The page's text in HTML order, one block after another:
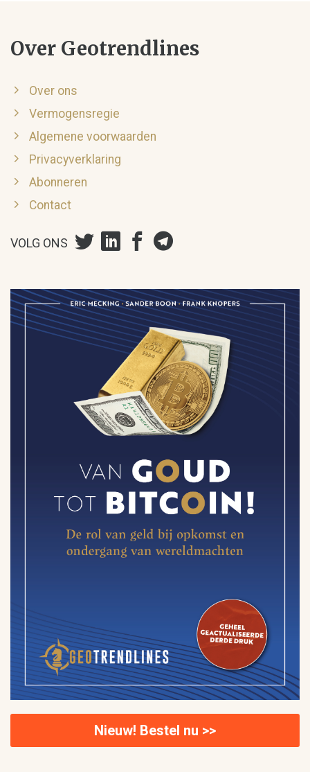
Over Geotrendlines
Over ons
Vermogensregie
Algemene voorwaarden
Privacyverklaring
Abonneren
Contact
VOLG ONS
Nieuw! Bestel nu >>